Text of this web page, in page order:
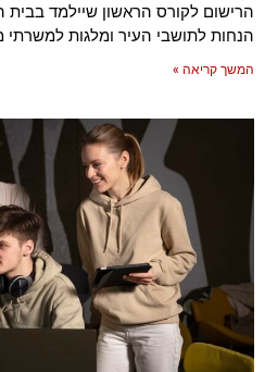
הרישום לקורס הראשון שיילמד בבית
הנחות לתושבי העיר ומלגות למשרתי
המשך קריאה »